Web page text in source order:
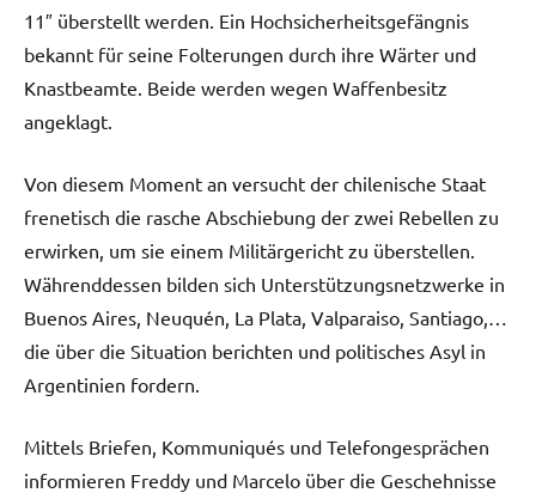
11″ überstellt werden. Ein Hochsicherheitsgefängnis
bekannt für seine Folterungen durch ihre Wärter und
Knastbeamte. Beide werden wegen Waffenbesitz
angeklagt.
Von diesem Moment an versucht der chilenische Staat
frenetisch die rasche Abschiebung der zwei Rebellen zu
erwirken, um sie einem Militärgericht zu überstellen.
Währenddessen bilden sich Unterstützungsnetzwerke in
Buenos Aires, Neuquén, La Plata, Valparaiso, Santiago,…
die über die Situation berichten und politisches Asyl in
Argentinien fordern.
Mittels Briefen, Kommuniqués und Telefongesprächen
informieren Freddy und Marcelo über die Geschehnisse